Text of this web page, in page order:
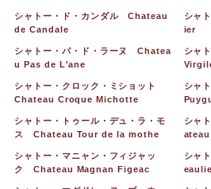
シャトー・ド・カンダル Chateau
de Candale
シャ
ier
シャトー・パ・ド・ラーヌ Chatea
u Pas de L'ane
シャ
シャトー・クロック・ミショット
Chateau Croque Michotte
シャ
シャトー・トゥール・デュ・ラ・モ
ス Chateau Tour de la mothe
シャ
シャトー・マニャン・フィジャッ
ク Chateau Magnan Figeac
シャ